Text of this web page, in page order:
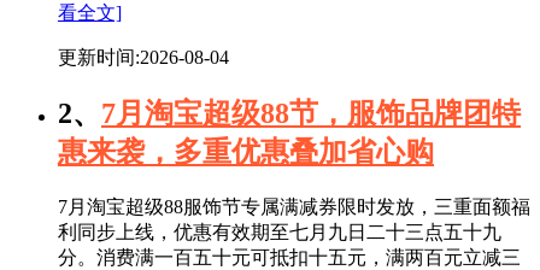
看全文]
更新时间:2026-08-04
2、 7月淘宝超级88节，服饰品牌团特
惠来袭，多重优惠叠加省心购
7月淘宝超级88服饰节专属满减券限时发放，三重面额福
利同步上线，优惠有效期至七月九日二十三点五十九
分。消费满一百五十元可抵扣十五元，满两百元立减三